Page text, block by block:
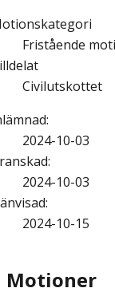
Fristående
Civilutskottet
:
2024-10-03
:
2024-10-03
:
2024-10-15
Motioner